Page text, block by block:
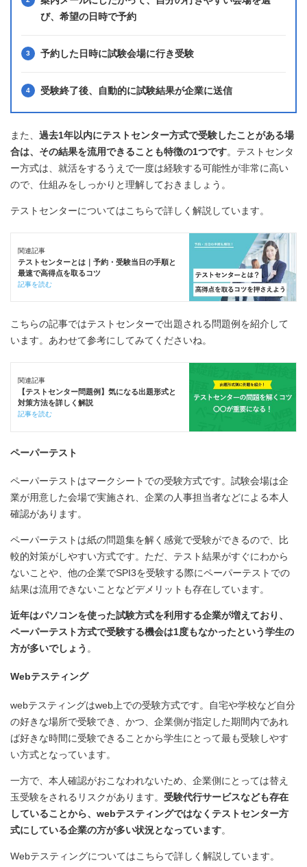
び、希望の日時で予約
予約した日時に試験会場に行き受験
受験終了後、自動的に試験結果が企業に送信
また、 過去1年以内にテストセンター方式で受験したことがある場
合は、その結果を流用できることも特徴の1つです。テストセンタ
ー方式は、就活をするうえで一度は経験する可能性が非常に高い
ので、仕組みをしっかりと理解しておきましょう。
テストセンターについてはこちらで詳しく解説しています。
関連記事
テストセンターとは｜予約・受験当日の手順と
最速で高得点を取るコツ
記事を読む
こちらの記事ではテストセンターで出題される問題例を紹介して
います。あわせて参考にしてみてくださいね。
関連記事
【テストセンター問題例】気になる出題形式と
対策方法を詳しく解説
記事を読む
ペーパーテスト
ペーパーテストはマークシートでの受験方式です。試験会場は企
業が用意した会場で実施され、企業の人事担当者などによる本人
確認があります。
ペーパーテストは紙の問題集を解く感覚で受験ができるので、比
較的対策がしやすい方式です。ただ、テスト結果がすぐにわから
ないことや、他の企業でSPI3を受験する際にペーパーテストでの
結果は流用できないことなどデメリットも存在しています。
近年はパソコンを使った試験方式を利用する企業が増えており、
ペーパーテスト方式で受験する機会は1度もなかったという学生の
方が多いでしょう 。
Webテスティング
webテスティングはweb上での受験方式です。自宅や学校など自分
の好きな場所で受験でき、かつ、企業側が指定した期間内であれ
ば好きな時間に受験できることから学生にとって最も受験しやす
い方式となっています。
一方で、本人確認がおこなわれないため、企業側にとっては替え
玉受験をされるリスクがあります。 受験代行サービスなども存在
していることから、webテスティングではなくテストセンター方
式にしている企業の方が多い状況となっています。
Webテスティングについてはこちらで詳しく解説しています。